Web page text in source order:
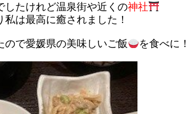
したけれど温泉街や近くの神社
は最高に癒されました！
ので愛媛県の美味しいご飯 を食べに！